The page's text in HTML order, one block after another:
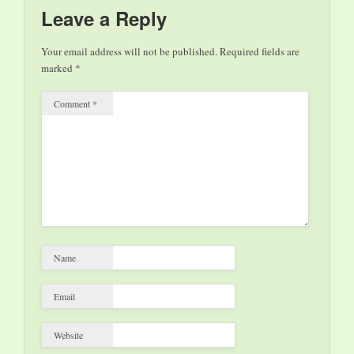
Leave a Reply
Your email address will not be published.Required fields are
marked *
Comment *
Name
Email
Website